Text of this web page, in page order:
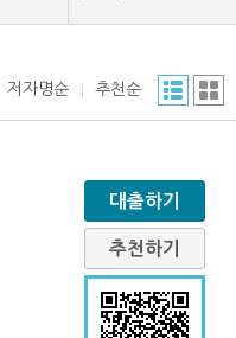
저자명순 추천순
대출하기
추천하기